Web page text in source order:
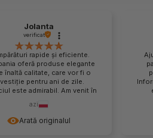
Arată originalul
Jolanta
verificat
rapide și eficiente.
oferă produse elegante
înaltă calitate, care vor fi o
pentru ani de zile.
este admirabil. Am venit în
azi